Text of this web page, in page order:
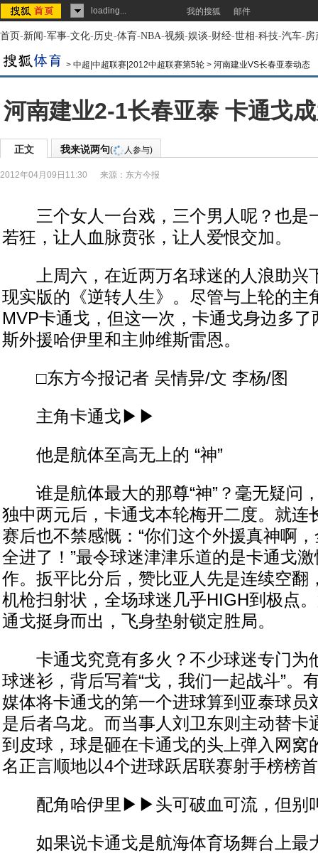
loading... 我的搜狐 邮件
首页-新闻-军事-文化-历史-体育-NBA-视频-娱谈-财经-世相-科技-汽车-房
> 中超|中超联赛|2012中超联赛第5轮 > 河南建业VS长春亚泰动态
河南建业2-1长春亚泰 卡通戈
正文 我来说两句( 人参与)
2012年04月09日11:30 来源： 东方今报
三个女人一台戏，三个男人呢？也是
若狂，让人血脉贲张，让人爱恨交加。
上周六，在近两万名球迷的人浪助兴
现实版的《逆转人生》。尽管与上轮的主
MVP卡通戈，但这一次，卡通戈身边多
斯外援哈伊里和主帅维斯雷恩。
□东方今报记者 吴情异/文 李杨/图
主角卡通戈▶▶
他是航体至高无上的 “神”
谁是航体最大的那尊“神”？毫无疑问
独中两元后，卡通戈本轮梅开二度。就连
赛后也不禁感慨：“你们这个外援真神啊
全进了！”最令球迷津津乐道的是卡通戈
作。扳平比分后，赞比亚人先是连续空翻
机枪扫射状，全场球迷几乎HIGH到极点
通戈挺身而出，飞身垫射锁定胜局。
卡通戈究竟有多火？不少球迷专门为
球迷衫，背后写着“戈，我们一起战斗”。
媒体将卡通戈的第一个进球算到亚泰球员
是后者乌龙。而当事人刘卫东则主动替卡
到皮球，球是砸在卡通戈的头上弹入网窝
名正言顺地以4个进球跃居联赛射手榜榜
配角哈伊里▶▶头可破血可流，但别叫
如果说卡通戈是航海体育场舞台上最